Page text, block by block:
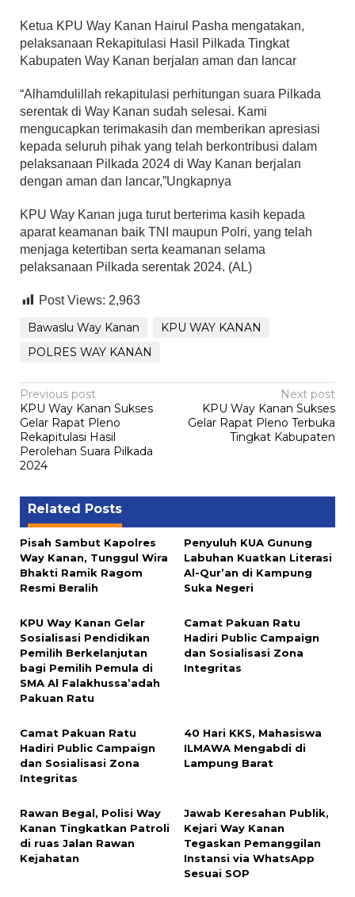
Ketua KPU Way Kanan Hairul Pasha mengatakan,
pelaksanaan Rekapitulasi Hasil Pilkada Tingkat
Kabupaten Way Kanan berjalan aman dan lancar
“Alhamdulillah rekapitulasi perhitungan suara Pilkada
serentak di Way Kanan sudah selesai. Kami
mengucapkan terimakasih dan memberikan apresiasi
kepada seluruh pihak yang telah berkontribusi dalam
pelaksanaan Pilkada 2024 di Way Kanan berjalan
dengan aman dan lancar,”Ungkapnya
KPU Way Kanan juga turut berterima kasih kepada
aparat keamanan baik TNI maupun Polri, yang telah
menjaga ketertiban serta keamanan selama
pelaksanaan Pilkada serentak 2024. (AL)
Post Views: 2,963
Bawaslu Way Kanan
KPU WAY KANAN
POLRES WAY KANAN
Post
navigation
Previous post
KPU Way Kanan Sukses
Gelar Rapat Pleno
Rekapitulasi Hasil
Perolehan Suara Pilkada
2024
Next post
KPU Way Kanan Sukses
Gelar Rapat Pleno Terbuka
Tingkat Kabupaten
Related Posts
Pisah Sambut Kapolres
Way Kanan, Tunggul Wira
Bhakti Ramik Ragom
Resmi Beralih
Penyuluh KUA Gunung
Labuhan Kuatkan Literasi
Al-Qur’an di Kampung
Suka Negeri
KPU Way Kanan Gelar
Sosialisasi Pendidikan
Pemilih Berkelanjutan
bagi Pemilih Pemula di
SMA Al Falakhussa’adah
Pakuan Ratu
Camat Pakuan Ratu
Hadiri Public Campaign
dan Sosialisasi Zona
Integritas
Camat Pakuan Ratu
Hadiri Public Campaign
dan Sosialisasi Zona
Integritas
40 Hari KKS, Mahasiswa
ILMAWA Mengabdi di
Lampung Barat
Rawan Begal, Polisi Way
Kanan Tingkatkan Patroli
di ruas Jalan Rawan
Kejahatan
Jawab Keresahan Publik,
Kejari Way Kanan
Tegaskan Pemanggilan
Instansi via WhatsApp
Sesuai SOP